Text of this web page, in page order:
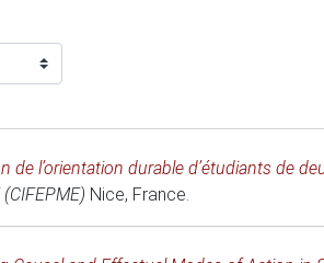
de l’orientation durable d’étudiants de
Nice, France.